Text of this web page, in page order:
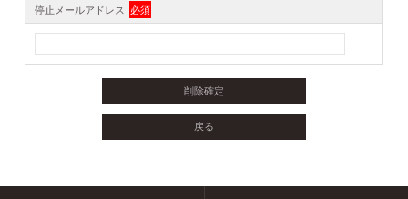
停止メールアドレス 必須